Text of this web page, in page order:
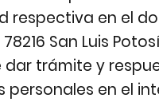
respectiva en el
San Luis
trámite y
en el